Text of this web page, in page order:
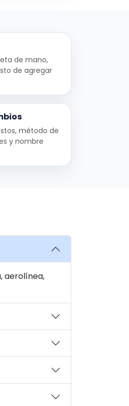
de mano,
de agregar
método de
y nombre
aerolínea,